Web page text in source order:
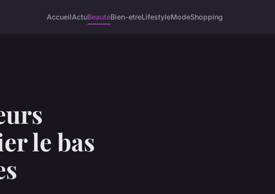
AccueilActuBeautéBien-etreLifestyleModeShopping
le bas